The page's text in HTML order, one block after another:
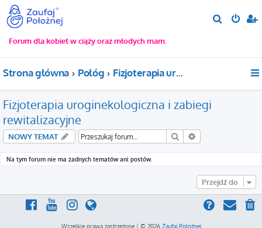
j
Forum dla kobiet w ciąży oraz młodych mam.
Strona główna Połóg Fizjoterapia uroginekologiczna i zabiegi rewitalizacyjne
Fizjoterapia uroginekologiczna i zabiegi
rewitalizacyjne
NOWY TEMAT Szukaj
Na tym forum nie ma żadnych tematów ani postów.
Przejdź do
Wszelkie prawa zastrzeżone | © 2026 Zaufaj Położnej